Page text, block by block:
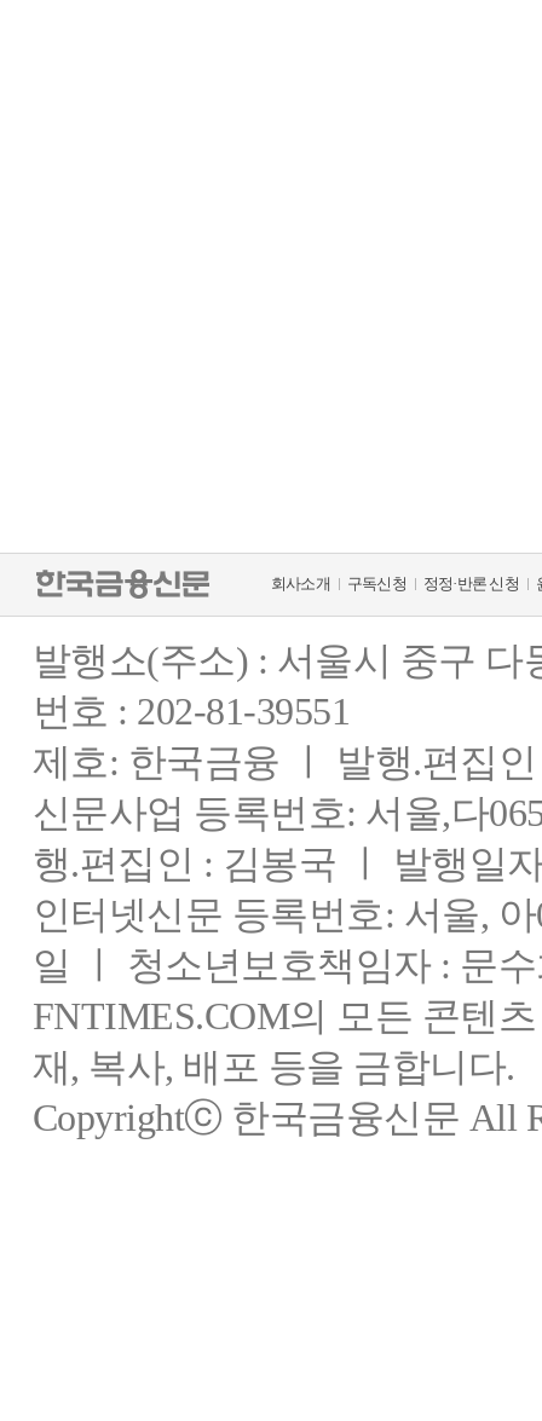
회사소개 구독신청 정정·반론 신청
발행소(주소) : 서울시 중구
번호 : 202-81-39551
제호: 한국금융 ㅣ 발행.편집
신문사업 등록번호: 서울,다
행.편집인 : 김봉국 ㅣ 발행일
인터넷신문 등록번호: 서울,
일 ㅣ 청소년보호책임자 : 문
FNTIMES.COM의 모든 콘텐
재, 복사, 배포 등을 금합니다.
Copyrightⓒ 한국금융신문 All